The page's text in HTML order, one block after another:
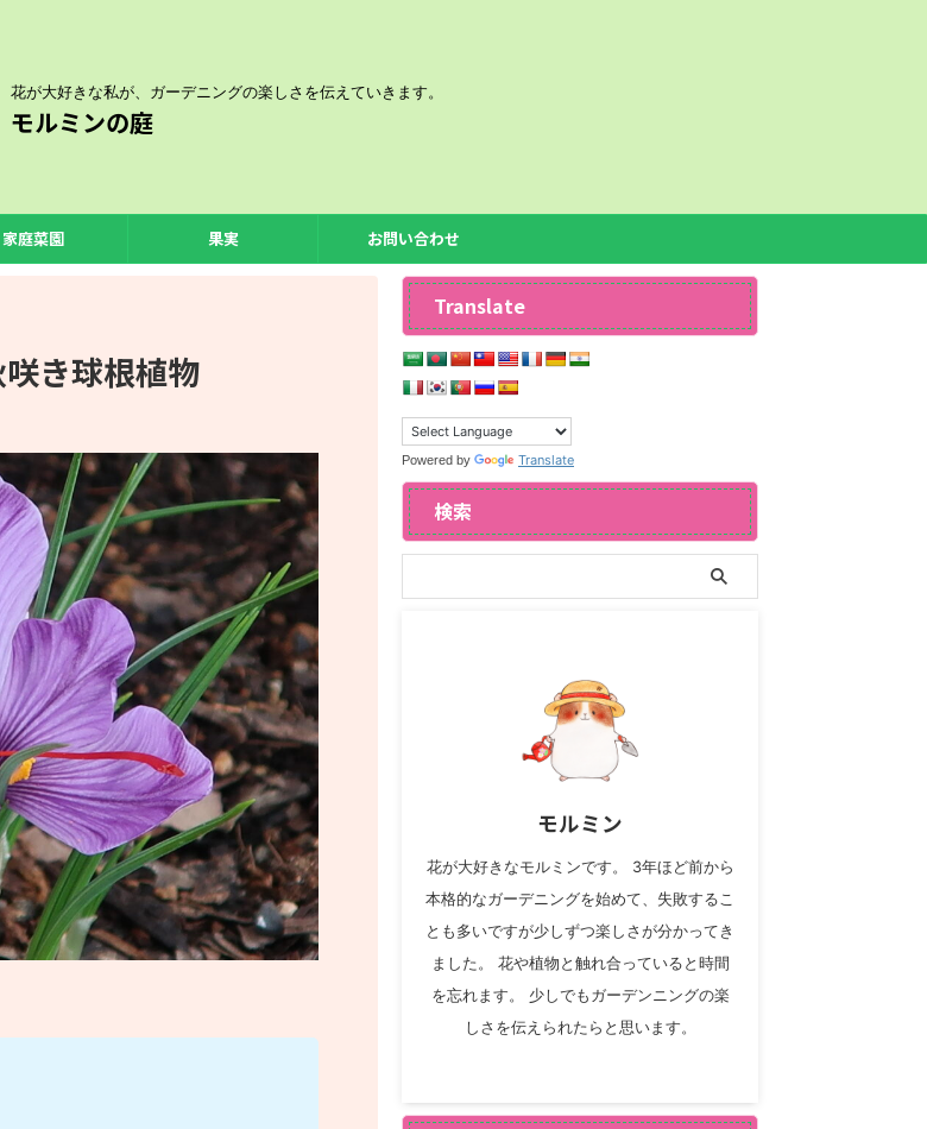
花が大好きな私が、ガーデニングの楽しさを伝えていきます。
モルミンの庭
家庭菜園 果実 お問い合わせ
き球根植物
Translate
Powered by Translate
検索
モルミン
花が大好きなモルミンです。 3年ほど前から
本格的なガーデニングを始めて、失敗するこ
とも多いですが少しずつ楽しさが分かってき
ました。 花や植物と触れ合っていると時間
を忘れます。 少しでもガーデンニングの楽
しさを伝えられたらと思います。